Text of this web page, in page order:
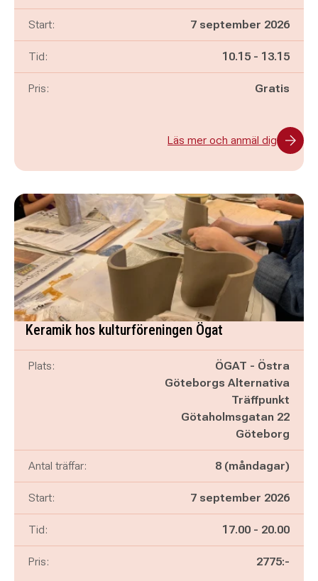
Start: 7 september 2026
Tid: Pågår mellan
10.15 - och
13.15
Pris: Gratis
Läs mer och anmäl dig
Keramik hos kulturföreningen Ögat
Plats:
ÖGAT - Östra
Göteborgs Alternativa
Träffpunkt
Götaholmsgatan 22
Göteborg
Antal träffar: 8 (måndagar)
Start: 7 september 2026
Tid: Pågår mellan
17.00 - och
20.00
Pris: 2775:-